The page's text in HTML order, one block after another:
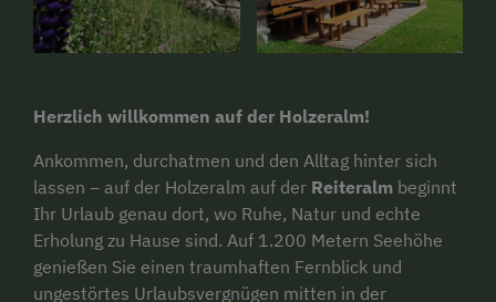
Herzlich willkommen auf der Holzeralm!
Ankommen, durchatmen und den Alltag hinter sich
lassen – auf der Holzeralm auf der Reiteralm beginnt
Ihr Urlaub genau dort, wo Ruhe, Natur und echte
Erholung zu Hause sind. Auf 1.200 Metern Seehöhe
genießen Sie einen traumhaften Fernblick und
ungestörtes Urlaubsvergnügen mitten in der